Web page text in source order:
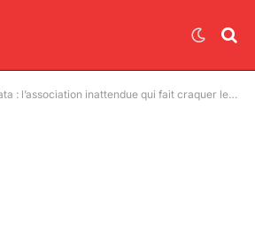
inattendue qui fait craquer les gourmands cet été